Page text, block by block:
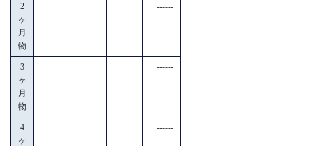
2
ヶ
月
物
------
3
ヶ
月
物
------
4
ヶ
------